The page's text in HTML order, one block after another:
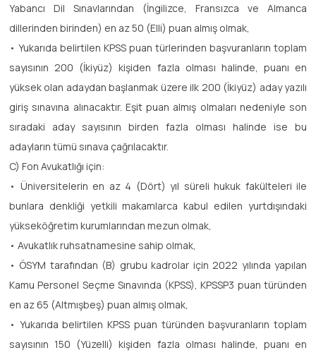
Yabancı Dil Sınavlarından (İngilizce, Fransızca ve Almanca
dillerinden birinden) en az 50 (Elli) puan almış olmak,
• Yukarıda belirtilen KPSS puan türlerinden başvuranların toplam
sayısının 200 (İkiyüz) kişiden fazla olması halinde, puanı en
yüksek olan adaydan başlanmak üzere ilk 200 (İkiyüz) aday yazılı
giriş sınavına alınacaktır. Eşit puan almış olmaları nedeniyle son
sıradaki aday sayısının birden fazla olması halinde ise bu
adayların tümü sınava çağrılacaktır.
C) Fon Avukatlığı için:
• Üniversitelerin en az 4 (Dört) yıl süreli hukuk fakülteleri ile
bunlara denkliği yetkili makamlarca kabul edilen yurtdışındaki
yükseköğretim kurumlarından mezun olmak,
• Avukatlık ruhsatnamesine sahip olmak,
• ÖSYM tarafından (B) grubu kadrolar için 2022 yılında yapılan
Kamu Personel Seçme Sınavında (KPSS), KPSSP3 puan türünden
en az 65 (Altmışbeş) puan almış olmak,
• Yukarıda belirtilen KPSS puan türünden başvuranların toplam
sayısının 150 (Yüzelli) kişiden fazla olması halinde, puanı en